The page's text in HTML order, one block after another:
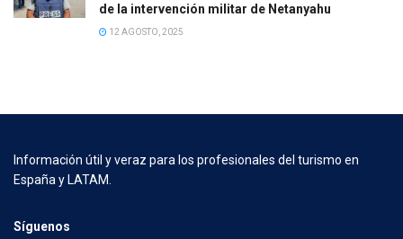
de la intervención militar de Netanyahu
12 AGOSTO, 2025
Información útil y veraz para los profesionales del turismo en
España y LATAM.
Síguenos